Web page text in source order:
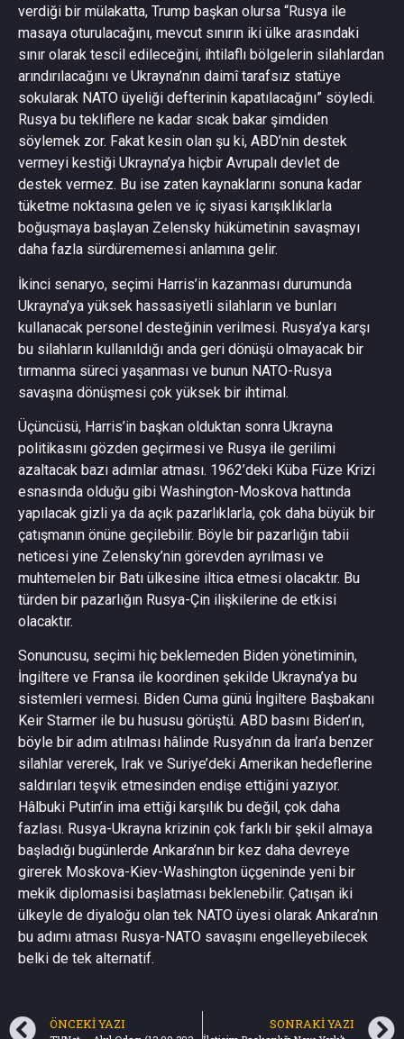
verdiği bir mülakatta, Trump başkan olursa “Rusya ile
masaya oturulacağını, mevcut sınırın iki ülke arasındaki
sınır olarak tescil edileceğini, ihtilaflı bölgelerin silahlardan
arındırılacağını ve Ukrayna’nın daimî tarafsız statüye
sokularak NATO üyeliği defterinin kapatılacağını” söyledi.
Rusya bu tekliflere ne kadar sıcak bakar şimdiden
söylemek zor. Fakat kesin olan şu ki, ABD’nin destek
vermeyi kestiği Ukrayna’ya hiçbir Avrupalı devlet de
destek vermez. Bu ise zaten kaynaklarını sonuna kadar
tüketme noktasına gelen ve iç siyasi karışıklıklarla
boğuşmaya başlayan Zelensky hükümetinin savaşmayı
daha fazla sürdürememesi anlamına gelir.
İkinci senaryo, seçimi Harris’in kazanması durumunda
Ukrayna’ya yüksek hassasiyetli silahların ve bunları
kullanacak personel desteğinin verilmesi. Rusya’ya karşı
bu silahların kullanıldığı anda geri dönüşü olmayacak bir
tırmanma süreci yaşanması ve bunun NATO-Rusya
savaşına dönüşmesi çok yüksek bir ihtimal.
Üçüncüsü, Harris’in başkan olduktan sonra Ukrayna
politikasını gözden geçirmesi ve Rusya ile gerilimi
azaltacak bazı adımlar atması. 1962’deki Küba Füze Krizi
esnasında olduğu gibi Washington-Moskova hattında
yapılacak gizli ya da açık pazarlıklarla, çok daha büyük bir
çatışmanın önüne geçilebilir. Böyle bir pazarlığın tabii
neticesi yine Zelensky’nin görevden ayrılması ve
muhtemelen bir Batı ülkesine iltica etmesi olacaktır. Bu
türden bir pazarlığın Rusya-Çin ilişkilerine de etkisi
olacaktır.
Sonuncusu, seçimi hiç beklemeden Biden yönetiminin,
İngiltere ve Fransa ile koordinen şekilde Ukrayna’ya bu
sistemleri vermesi. Biden Cuma günü İngiltere Başbakanı
Keir Starmer ile bu hususu görüştü. ABD basını Biden’ın,
böyle bir adım atılması hâlinde Rusya’nın da İran’a benzer
silahlar vererek, Irak ve Suriye’deki Amerikan hedeflerine
saldırıları teşvik etmesinden endişe ettiğini yazıyor.
Hâlbuki Putin’in ima ettiği karşılık bu değil, çok daha
fazlası. Rusya-Ukrayna krizinin çok farklı bir şekil almaya
başladığı bugünlerde Ankara’nın bir kez daha devreye
girerek Moskova-Kiev-Washington üçgeninde yeni bir
mekik diplomasisi başlatması beklenebilir. Çatışan iki
ülkeyle de diyaloğu olan tek NATO üyesi olarak Ankara’nın
bu adımı atması Rusya-NATO savaşını engelleyebilecek
belki de tek alternatif.
ÖNCEKI YAZI SONRAKI YAZI